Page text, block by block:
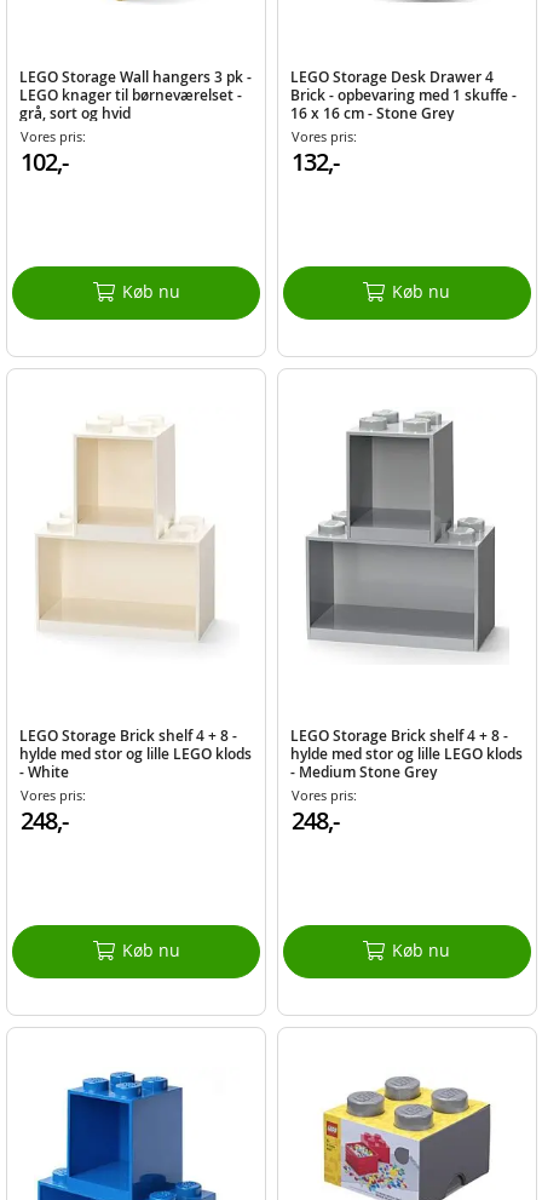
LEGO Storage Wall hangers 3 pk -
LEGO knager til børneværelset -
grå, sort og hvid
Vores pris:
102,-
Køb nu
LEGO Storage Desk Drawer 4
Brick - opbevaring med 1 skuffe -
16 x 16 cm - Stone Grey
Vores pris:
132,-
Køb nu
LEGO Storage Brick shelf 4 + 8 -
hylde med stor og lille LEGO klods
- White
Vores pris:
248,-
Køb nu
LEGO Storage Brick shelf 4 + 8 -
hylde med stor og lille LEGO klods
- Medium Stone Grey
Vores pris:
248,-
Køb nu